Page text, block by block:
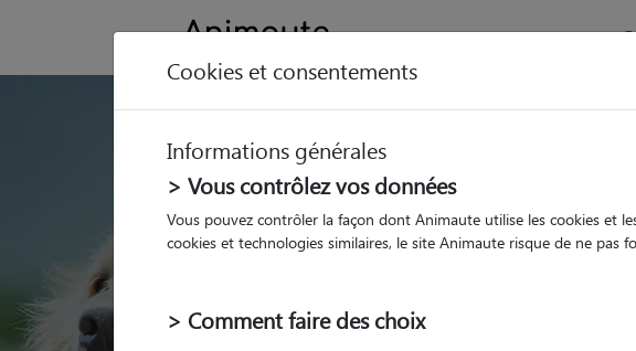
GARDE ANIMAUX à Valbonne :
Trouvez une garde
Valbonne
Cookies et consentements
Informations générales
> Vous contrôlez vos données
Vous pouvez contrôler la façon dont Animaute utilise les cookies et
cookies et technologies similaires, le site Animaute risque de ne pas
> Comment faire des choix